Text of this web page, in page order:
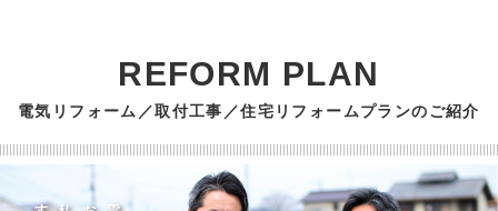
REFORM PLAN